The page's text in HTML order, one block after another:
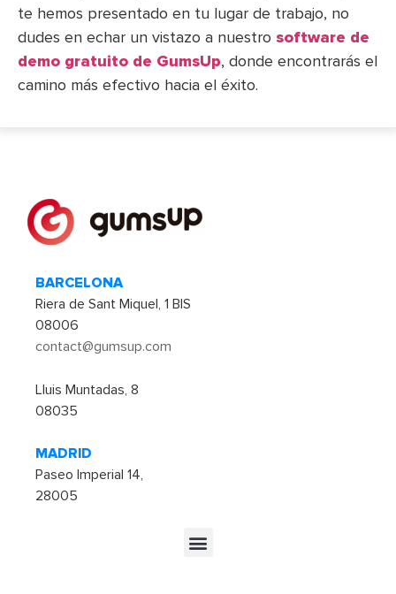
te hemos presentado en tu lugar de trabajo, no
dudes en echar un vistazo a nuestro software de
demo gratuito de GumsUp, donde encontrarás el
camino más efectivo hacia el éxito.
BARCELONA
Riera de Sant Miquel, 1 BIS
08006
contact@gumsup.com
Lluis Muntadas, 8
08035
MADRID
Paseo Imperial 14,
28005